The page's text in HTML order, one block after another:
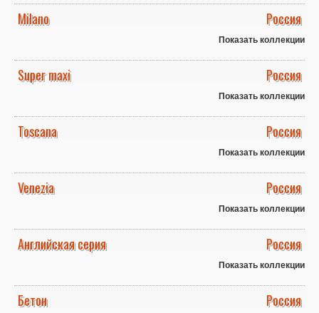
Milano Россия
Показать коллекции
Super maxi Россия
Показать коллекции
Toscana Россия
Показать коллекции
Venezia Россия
Показать коллекции
Английская серия Россия
Показать коллекции
Бетон Россия